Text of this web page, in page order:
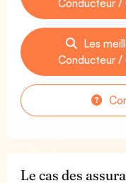
Les
Conducteur /
Le cas des